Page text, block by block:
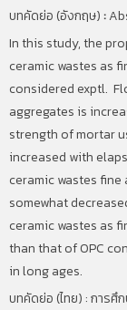
บทคัดย่อ (อังกฤษ):
In this study, the
ceramic wastes as
considered exptl.
aggregates is
strength of mortar
increased with
ceramic wastes
somewhat
ceramic wastes as
than that of OPC
in long ages.
บทคัดย่อ (ไทย) : การศึ